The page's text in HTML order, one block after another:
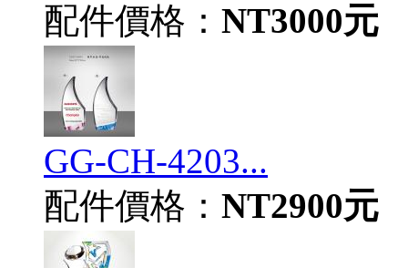
配件價格： NT3000元
GG-CH-4203...
配件價格： NT2900元